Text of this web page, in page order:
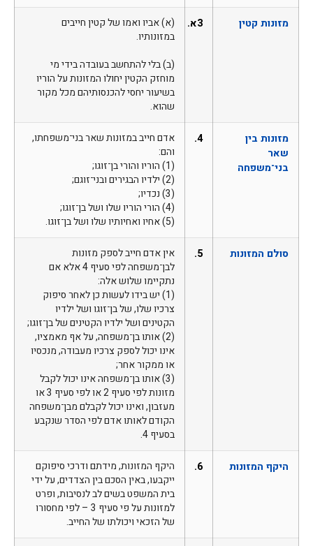
מזונות קטין
(א) אביו ואמו של קטין חייבים
במזונותיו.
(ב) בלי להתחשב בעובדה בידי מי
מוחזק הקטין יחולו המזונות על הוריו
בשיעור יחסי להכנסותיהם מכל מקור
שהוא.
מזונות בין
שאר
בני־משפחה
אדם חייב במזונות שאר בני־משפחתו,
והם:
סולם המזונות
אין אדם חייב לספק מזונות
לבן־משפחה לפי סעיף 4 אלא אם
נתקיימו שלוש אלה:
(1) יש בידו לעשות כן לאחר סיפוק
צרכיו שלו, של בן־זוגו ושל ילדיו
הקטינים ושל ילדיו הקטינים של בן־זוגו;
(2) אותו בן־משפחה, על אף מאמציו,
אינו יכול לספק צרכיו מעבודה, מנכסיו
או ממקור אחר;
(3) אותו בן־משפחה אינו יכול לקבל
מזונות לפי סעיף 2 או לפי סעיף 3 או
מעזבון, ואינו יכול לקבלם מבן־משפחה
הקודם לאותו אדם לפי הסדר שנקבע
בסעיף 4.
היקף המזונות
היקף המזונות, מידתם ודרכי סיפוקם
ייקבעו, באין הסכם בין הצדדים, על ידי
בית המשפט בשים לב לנסיבות, ופרט
למזונות על פי סעיף 3 – לפי מחסורו
של הזכאי ויכולתו של החייב.